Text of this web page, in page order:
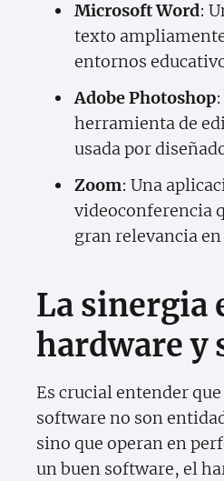
Microsoft Word:
texto
entornos
Adobe Photoshop
herramienta de
usada por
Zoom: Una
videoconferencia
gran relevancia
La sinergia
hardware y
Es crucial entender
software no son
sino que operan en
un buen software, el